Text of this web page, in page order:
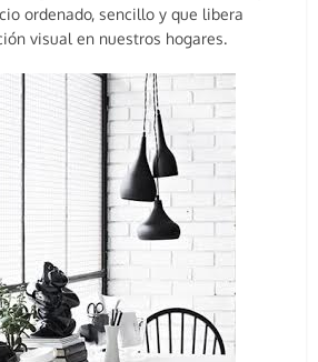
ordenado, sencillo y que libera
visual en nuestros hogares.